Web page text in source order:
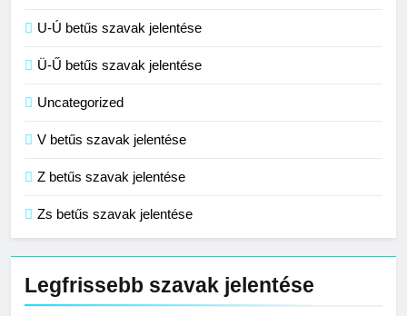
U-Ú betűs szavak jelentése
Ü-Ű betűs szavak jelentése
Uncategorized
V betűs szavak jelentése
Z betűs szavak jelentése
Zs betűs szavak jelentése
Legfrissebb szavak jelentése